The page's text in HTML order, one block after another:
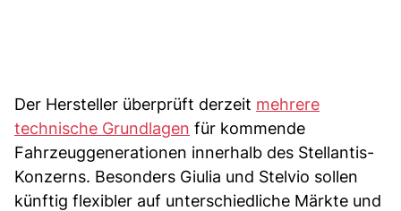
Der Hersteller überprüft derzeit mehrere
technische Grundlagen für kommende
Fahrzeuggenerationen innerhalb des Stellantis-
Konzerns. Besonders Giulia und Stelvio sollen
künftig flexibler auf unterschiedliche Märkte und